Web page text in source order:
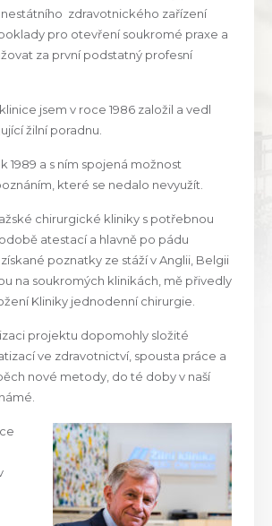
zdravotnického zařízení
pro otevření soukromé praxe a
za první podstatný profesní
jsem v roce 1986 založil a vedl
žilní poradnu.
1989 a s ním spojená možnost
které se nedalo nevyužít.
chirurgické kliniky s potřebnou
atestací a hlavně po pádu
poznatky ze stáží v Anglii, Belgii
na soukromých klinikách, mě přivedly
Kliniky jednodenní chirurgie.
projektu dopomohly složité
ve zdravotnictví, spousta práce a
nové metody, do té doby v naší